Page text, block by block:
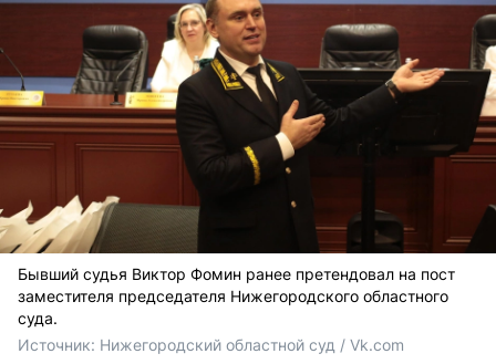
Бывший судья Виктор Фомин ранее претендовал на пост
заместителя председателя Нижегородского областного
суда.
Источник: Нижегородский областной суд / Vk.com